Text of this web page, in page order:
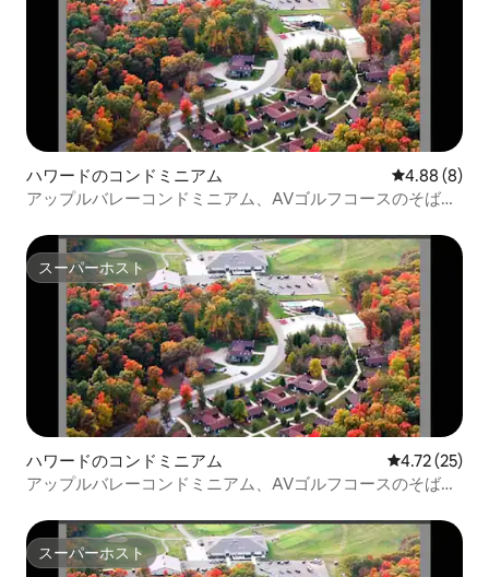
ハワードのコンドミニアム レビュー8件
4.88 (8)
アップルバレーコンドミニアム、AVゴルフコースのそばに
スーパーホスト
スーパーホスト
ハワードのコンドミニアム レビュー25
4.72 (25)
アップルバレーコンドミニアム、AVゴルフコースのそばに
スーパーホスト
スーパーホスト